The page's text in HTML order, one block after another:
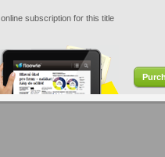
online subscription for this title